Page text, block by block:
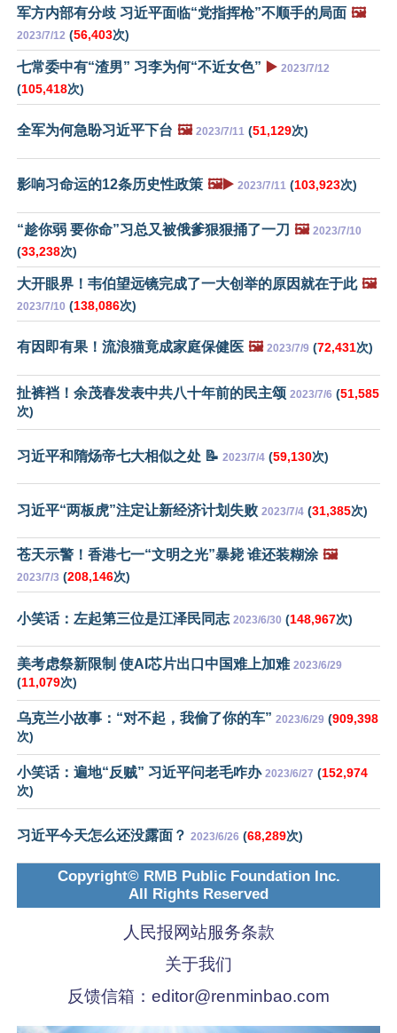
军方内部有分歧 习近平面临“党指挥枪”不顺手的局面 🖼️
2023/7/12 (56,403次)
七常委中有“渣男” 习李为何“不近女色” ▶️ 2023/7/12
(105,418次)
全军为何急盼习近平下台 🖼️ 2023/7/11 (51,129次)
影响习命运的12条历史性政策 🖼️▶️ 2023/7/11 (103,923次)
“趁你弱 要你命”习总又被俄爹狠狠捅了一刀 🖼️ 2023/7/10
(33,238次)
大开眼界！韦伯望远镜完成了一大创举的原因就在于此 🖼️
2023/7/10 (138,086次)
有因即有果！流浪猫竟成家庭保健医 🖼️ 2023/7/9 (72,431次)
扯裤裆！余茂春发表中共八十年前的民主颂 2023/7/6 (51,585
次)
习近平和隋炀帝七大相似之处 📝 2023/7/4 (59,130次)
习近平“两板虎”注定让新经济计划失败 2023/7/4 (31,385次)
苍天示警！香港七一“文明之光”暴毙 谁还装糊涂 🖼️
2023/7/3 (208,146次)
小笑话：左起第三位是江泽民同志 2023/6/30 (148,967次)
美考虑祭新限制 使AI芯片出口中国难上加难 2023/6/29
(11,079次)
乌克兰小故事：“对不起，我偷了你的车” 2023/6/29 (909,398
次)
小笑话：遍地“反贼” 习近平问老毛咋办 2023/6/27 (152,974
次)
习近平今天怎么还没露面？ 2023/6/26 (68,289次)
Copyright© RMB Public Foundation Inc.
All Rights Reserved
人民报网站服务条款
关于我们
反馈信箱： editor@renminbao.com